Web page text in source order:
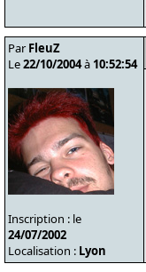
Par FleuZ
Le22/10/2004à 10:52:54
Inscription : le
24/07/2002
Localisation : Lyon